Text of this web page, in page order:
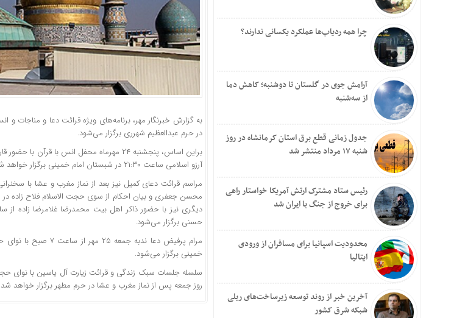
چرا همه ردیاب‌ها عملکرد یکسانی ندارند؟
آرامش جوی در گلستان تا دوشنبه؛ کاهش دما
از سه‌شنبه
جدول زمانی قطع برق استان کرمانشاه در روز
شنبه ۱۷ مرداد منتشر شد
رئیس ستاد مشترک ارتش آمریکا خواستار راهی
برای خروج از جنگ با ایران شد
محدودیت اسپانیا برای مسافران از ورودی
ایتالیا
آخرین خبر از روند توسعه زیرساخت‌های ریلی
شبکه شرق کشور
در حرم عبدالعظیم شهرری برگزار می‌شود.
براین اساس، پنجشنبه ۲۴ مهرماه محفل انس با
آرزو اسلامی ساعت ۲۱:۳۰ در شبستان امام خمینی برگزار خواهد شد.
مراسم قرائت دعای کمیل نیز بعد از نماز مغرب و عشا با
محسن جعفری و بیان احکام از سوی حجت الاسلام فلاح زاده
حسنی برگزار می‌شود.
مرام پرفیض دعا ندبه جمعه ۲۵ مهر از ساعت ۷ صبح با نوای حجت الاسلام سید مصطفی
خمینی برگزار می‌شود.
سلسله جلسات سبک زندگی و قرائت زیارت آل یاسین با نوای
روز جمعه پس از نماز مغرب و عشا در حرم مطهر برگزار خواهد شد.